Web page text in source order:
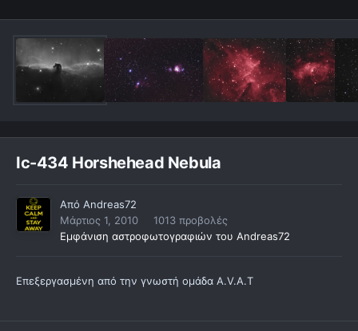
Ic-434 Horshehead Nebula
Από Andreas72
Μάρτιος 1, 2010
1013 προβολές
Εμφάνιση αστροφωτογραφιών του Andreas72
Επεξεργασμένη από την γνωστή ομάδα Α.V.A.T